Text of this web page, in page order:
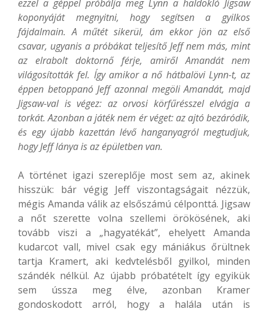
ezzel a géppel próbálja meg Lynn a haldokló Jigsaw
koponyáját megnyitni, hogy segítsen a gyilkos
fájdalmain. A műtét sikerül, ám ekkor jön az első
csavar, ugyanis a próbákat teljesítő Jeff nem más, mint
az elrabolt doktornő férje, amiről Amandát nem
világosították fel. Így amikor a nő hátbalövi Lynn-t, az
éppen betoppanó Jeff azonnal megöli Amandát, majd
Jigsaw-val is végez: az orvosi körfűrésszel elvágja a
torkát. Azonban a játék nem ér véget: az ajtó bezáródik,
és egy újabb kazettán lévő hanganyagról megtudjuk,
hogy Jeff lánya is az épületben van.
A történet igazi szereplője most sem az, akinek
hisszük: bár végig Jeff viszontagságait nézzük,
mégis Amanda válik az elsőszámú célponttá. Jigsaw
a nőt szerette volna szellemi örökösének, aki
tovább viszi a „hagyatékát”, ehelyett Amanda
kudarcot vall, mivel csak egy mániákus őrültnek
tartja Kramert, aki kedvtelésből gyilkol, minden
szándék nélkül. Az újabb próbatételt így egyikük
sem ússza meg élve, azonban Kramer
gondoskodott arról, hogy a halála után is